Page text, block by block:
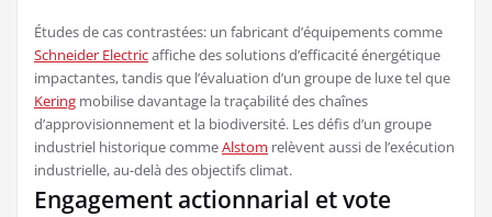
Études de cas contrastées: un fabricant d’équipements comme
Schneider Electricaffiche des solutions d’efficacité énergétique
impactantes, tandis que l’évaluation d’un groupe de luxe tel que
Kering mobilise davantage la traçabilité des chaînes
d’approvisionnement et la biodiversité. Les défis d’un groupe
industriel historique commeAlstom relèvent aussi de l’exécution
industrielle, au-delà des objectifs climat.
Engagement actionnarial et vote